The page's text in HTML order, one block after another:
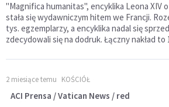
"Magnifica humanitas", encyklika Leona XIV
stała się wydawniczym hitem we Francji.
tys. egzemplarzy, a encyklika nadal się
zdecydowali się na dodruk. Łączny nakład to
2 miesiące temu KOŚCIÓŁ
ACI Prensa / Vatican News / red